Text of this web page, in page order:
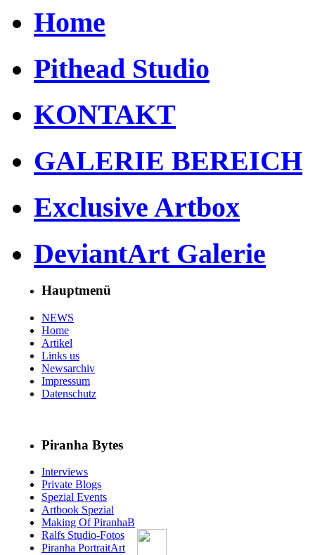
Home
Pithead Studio
KONTAKT
GALERIE BEREICH
Exclusive Artbox
DeviantArt Galerie
Hauptmenü
NEWS
Home
Artikel
Links us
Newsarchiv
Impressum
Datenschutz
Piranha Bytes
Interviews
Private Blogs
Spezial Events
Artbook Spezial
Making Of PiranhaB
Ralfs Studio-Fotos
Piranha PortraitArt